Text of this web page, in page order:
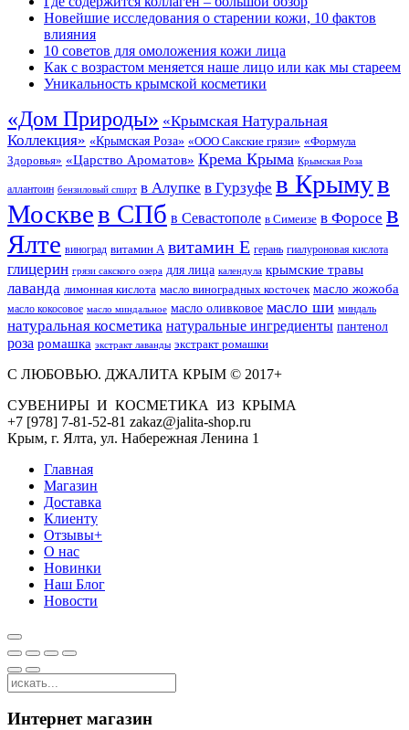
Новейшие исследования о старении кожи, 10 фактов
влияния
10 советов для омоложения кожи лица
Как с возрастом меняется наше лицо или как мы стареем
Уникальность крымской косметики
«Дом Природы» «Крымская Натуральная
Коллекция» «Крымская Роза» «ООО Сакские грязи» «Формула
Здоровья» «Царство Ароматов» Крема Крыма Крымская Роза
аллантоин бензиловый спирт в Алупке в Гурзуфе в Крымув
Москвев СПб в Севастополе в Симеизе в Форосе в
Ялте виноград витамин А витамин Е герань гиалуроновая кислота
глицерин грязи сакского озера для лица календула крымские травы
лаванда лимонная кислота масло виноградных косточек масло жожоба
масло кокосовое масло миндальное масло оливковое масло ши миндаль
натуральная косметика натуральные ингредиенты пантенол
роза ромашка экстракт лаванды экстракт ромашки
С ЛЮБОВЬЮ. ДЖАЛИТА КРЫМ © 2017+
СУВЕНИРЫ И КОСМЕТИКА ИЗ КРЫМА
+7 [978] 7-81-52-81 zakaz@jalita-shop.ru
Крым, г. Ялта, ул. Набережная Ленина 1
Главная
Магазин
Доставка
Клиенту
Отзывы+
О нас
Новинки
Наш Блог
Новости
Интернет магазин